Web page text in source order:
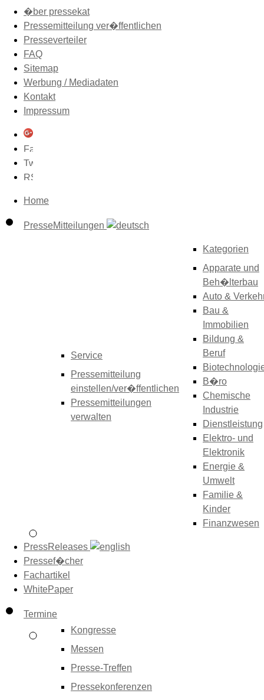
�ber pressekat
Pressemitteilung ver�ffentlichen
Presseverteiler
FAQ
Sitemap
Werbung / Mediadaten
Kontakt
Impressum
Home
PresseMitteilungen
Service
Pressemitteilung
einstellen/ver�ffentlichen
Pressemitteilungen
verwalten
Kategorien
Apparate und
Beh�lterbau
Auto &
Bau &
Immobilien
Bildung &
Beruf
B�ro
Chemische
Industrie
Dienstleistung
Elektro- und
Elektronik
Energie &
Umwelt
Familie &
Kinder
Finanzwesen
PressReleases
Pressef�cher
Fachartikel
WhitePaper
Termine
Kongresse
Messen
Presse-Treffen
Pressekonferenzen